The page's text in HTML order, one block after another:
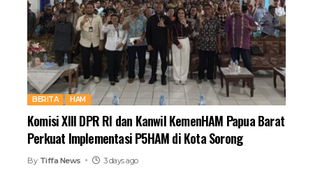
BERITA HAM
Komisi XIII DPR RI dan Kanwil KemenHAM Papua Barat
Perkuat Implementasi P5HAM di Kota Sorong
By Tiffa News 3 days ago